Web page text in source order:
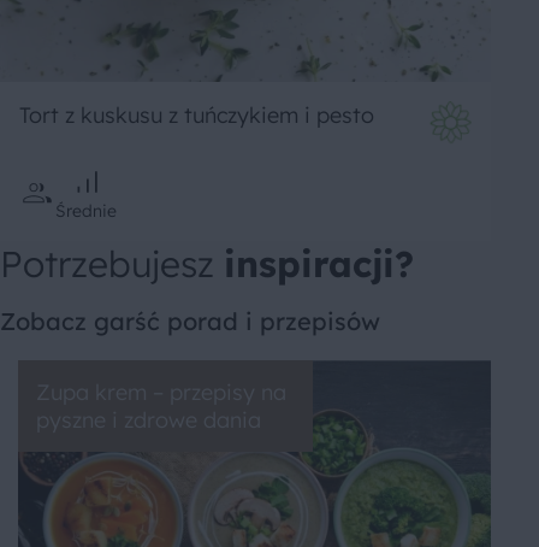
Tort z kuskusu z tuńczykiem i pesto
Średnie
Potrzebujesz inspiracji?
Zobacz garść porad i przepisów